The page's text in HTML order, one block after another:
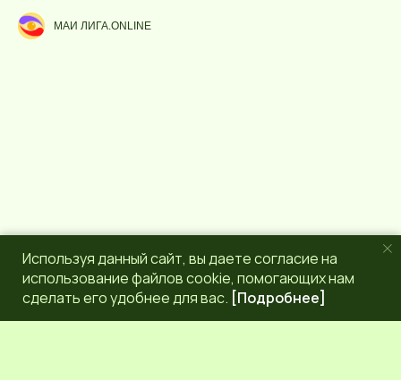
р
с
g
r
МАИ ЛИГА.ONLINE
Используя данный сайт, вы даете согласие на
использование файлов cookie, помогающих нам
сделать его удобнее для вас. [Подробнее]